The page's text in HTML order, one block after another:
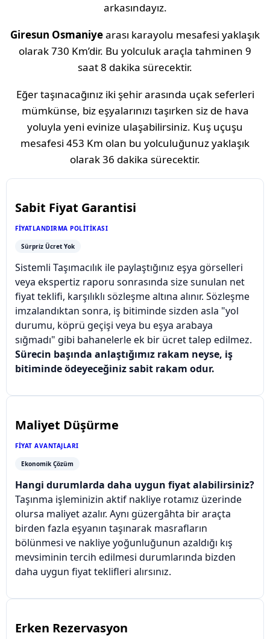
arkasındayız.
Giresun Osmaniyearası karayolu mesafesi yaklaşık
olarak730 Km’dir. Bu yolculuk araçla tahminen 9
saat 8 dakika sürecektir.
Eğer taşınacağınız iki şehir arasında uçak seferleri
mümkünse, biz eşyalarınızı taşırken siz de hava
yoluyla yeni evinize ulaşabilirsiniz. Kuş uçuşu
mesafesi 453 Km olan bu yolculuğunuz yaklaşık
olarak36 dakika sürecektir.
Sabit Fiyat Garantisi
FIYATLANDIRMA POLITIKASI
Sürpriz Ücret Yok
Sistemli Taşımacılık ile paylaştığınız eşya görselleri
veya ekspertiz raporu sonrasında size sunulan net
fiyat teklifi, karşılıklı sözleşme altına alınır. Sözleşme
imzalandıktan sonra, iş bitiminde sizden asla "yol
durumu, köprü geçişi veya bu eşya arabaya
sığmadı" gibi bahanelerle ek bir ücret talep edilmez.
Sürecin başında anlaştığımız rakam neyse, iş
bitiminde ödeyeceğiniz sabit rakam odur.
Maliyet Düşürme
FIYAT AVANTAJLARI
Ekonomik Çözüm
Hangi durumlarda daha uygun fiyat alabilirsiniz?
Taşınma işleminizin aktif nakliye rotamız üzerinde
olursa maliyet azalır. Aynı güzergâhta bir araçta
birden fazla eşyanın taşınarak masrafların
bölünmesi ve nakliye yoğunluğunun azaldığı kış
mevsiminin tercih edilmesi durumlarında bizden
daha uygun fiyat teklifleri alırsınız.
Erken Rezervasyon